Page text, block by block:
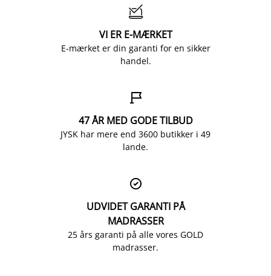

VI ER E-MÆRKET
E-mærket er din garanti for en sikker
handel.

47 ÅR MED GODE TILBUD
JYSK har mere end 3600 butikker i 49
lande.

UDVIDET GARANTI PÅ
MADRASSER
25 års garanti på alle vores GOLD
madrasser.